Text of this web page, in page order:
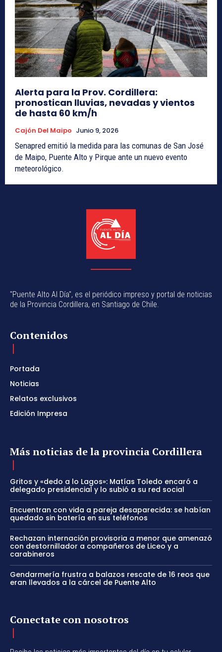
Alerta para la Prov. Cordillera:
pronostican lluvias, nevadas y vientos
de hasta 60 km/h
Cajón Del Maipo Junio 9, 2026
Senapred emitió la medida para las comunas de San José
de Maipo, Puente Alto y Pirque ante un nuevo evento
meteorológico.
"Puente Alto Al Día", es el periódico impreso y portal de noticias
de la Provincia Cordillera, en Santiago de Chile.
Contenidos
Portada
Noticias
Relatos exclusivos
Edición Impresa
Más noticias de la provincia Cordillera
Gritos y «dedo a lo Lagos»: Matías Toledo encaró a
delegado presidencial y lo subió a su red social
Encuentran con vida a pareja desaparecida: se habían
quedado sin batería en sus teléfonos
Rechazan internación provisoria a menor que amenazó
con destornillador a compañeros de Liceo y a
carabineros
Gendarmería frustra a balazos rescate de 16 reos que
eran llevados a la cárcel de Puente Alto
Conectate con nosotros